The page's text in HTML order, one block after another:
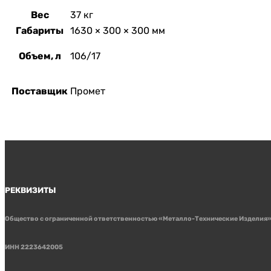
Вес
37 кг
Габариты 1630 × 300 × 300 мм
Объем, л 106/17
Поставщик Промет
РЕКВИЗИТЫ
Общество с ограниченной ответственностью «Металло-Технические Изделия»
ИНН 2223642005